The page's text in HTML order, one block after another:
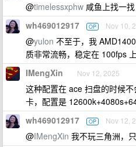
@timelessxphw 咸鱼上找一
wh469012917 OP Nov 10,
@yulon 不至于，我
质非常流畅，稳定在 100fps 上
IMengXin Nov 12, 2025
这种配置在 ace 扫盘的时候
卡，配置是
wh469012917 OP Nov 12,
@IMengXin 我不玩三角洲，